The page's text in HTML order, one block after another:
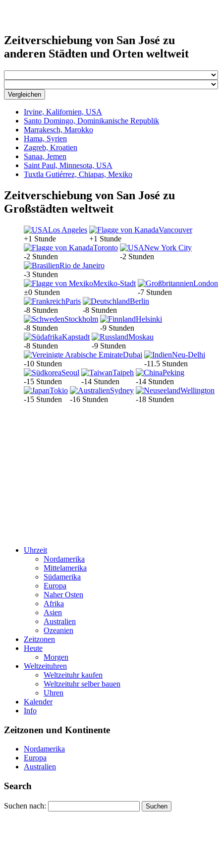
Zeitverschiebung von San José zu
anderen Städten und Orten weltweit
Vergleichen
Irvine, Kalifornien, USA
Santo Domingo, Dominikanische Republik
Marrakesch, Marokko
Hama, Syrien
Zagreb, Kroatien
Sanaa, Jemen
Saint Paul, Minnesota, USA
Tuxtla Gutiérrez, Chiapas, Mexiko
Zeitverschiebung von San José zu
Großstädten weltweit
Los Angeles
+1 Stunde
Vancouver
+1 Stunde
Toronto
-2 Stunden
New York City
-2 Stunden
Rio de Janeiro
-3 Stunden
Mexiko-Stadt
±0 Stunden
London
-7 Stunden
Paris
-8 Stunden
Berlin
-8 Stunden
Stockholm
-8 Stunden
Helsinki
-9 Stunden
Kapstadt
-8 Stunden
Moskau
-9 Stunden
Dubai
-10 Stunden
Neu-Delhi
-11.5 Stunden
Seoul
-15 Stunden
Taipeh
-14 Stunden
Peking
-14 Stunden
Tokio
-15 Stunden
Sydney
-16 Stunden
Wellington
-18 Stunden
Uhrzeit
Nordamerika
Mittelamerika
Südamerika
Europa
Naher Osten
Afrika
Asien
Australien
Ozeanien
Zeitzonen
Heute
Morgen
Weltzeituhren
Weltzeituhr kaufen
Weltzeituhr selber bauen
Uhren
Kalender
Info
Zeitzonen und Kontinente
Nordamerika
Europa
Australien
Search
Suchen nach: